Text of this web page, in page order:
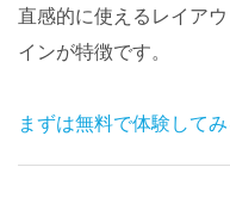
直感的に使えるレイア
インが特徴です。
まずは無料で体験して